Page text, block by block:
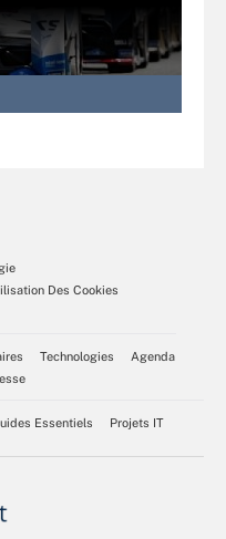
Des Cookies
Technologies
Agenda
Essentiels Projets IT